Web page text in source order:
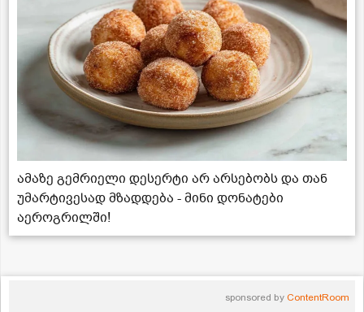
ამაზე გემრიელი დესერტი არ არსებობს და თან
უმარტივესად მზადდება - მინი დონატები
აეროგრილში!
sponsored by ContentRoom